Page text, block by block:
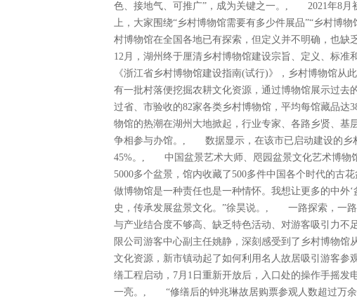
色、接地气、可推广”，成为关键之一。, 2021年8月
上，大家围绕“乡村博物馆需要有多少件展品”“乡村
村博物馆在全国各地已有探索，但定义并不明确，也缺
12月，湖州终于厘清乡村博物馆建设宗旨、定义、标
《浙江省乡村博物馆建设指南(试行)》，乡村博物馆
有一批村落便挖掘农耕文化资源，通过博物馆展示过去
过省、市验收的82家各类乡村博物馆，平均每馆藏品
物馆的热潮在湖州大地掀起，行业专家、各路乡贤、基
争相参与办馆。, 数据显示，在该市已启动建设的乡
45%。, 中国盆景艺术大师、咫园盆景文化艺术博物
5000多个盆景，馆内收藏了500多件中国各个时代的
做博物馆是一种责任也是一种情怀。我想让更多的中外
史，传承发展盆景文化。”徐昊说。, 一路探索，一路
与产业结合度不够高、缺乏特色活动、对游客吸引力
限公司游客中心副主任姚静，深刻感受到了乡村博物
文化资源，新市镇动起了如何利用名人故居吸引游客参
缮工程启动，7月1日重新开放后，入口处的操作手摇
一亮。, “修缮后的钟兆琳故居购票参观人数超过万余